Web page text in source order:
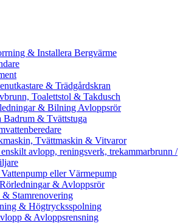
& Installera Bergvärme
& Trädgårdskran
Toalettstol & Takdusch
& Bilning Avloppsrör
Badrum & Tvättstuga
Tvättmaskin & Vitvaror
avlopp, reningsverk, trekammarbrunn /
eller Värmepump
& Avloppsrör
& Stamrenovering
& Högtrycksspolning
& Avloppsrensning